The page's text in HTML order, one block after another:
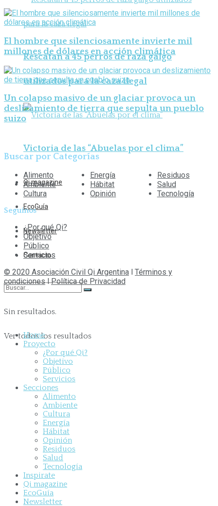
Rescatan a 45 perros de raza galgo
utilizados para la caza ilegal
Victoria de las “Abuelas por el clima”
Qi magazine
EcoGuía
Newsletter
Contacto
Sin resultados.
Ver todos los resultados
El hombre que silenciosamente invierte mil
millones de dólares en acción climática
Un colapso masivo de un glaciar provoca un
deslizamiento de tierra que sepulta un pueblo
suizo
Buscar por Categorías
Alimento
Ambiente
Cultura
Energía
Hábitat
Opinión
Residuos
Salud
Tecnología
Seguinos
¿Por qué Qi?
Objetivo
Público
Servicios
© 2020 Asociación Civil Qi Argentina
Términos y
condicioneslPolítica de Privacidad
Home
Proyecto
¿Por qué Qi?
Objetivo
Público
Servicios
Secciones
Alimento
Ambiente
Cultura
Energía
Hábitat
Opinión
Residuos
Salud
Tecnología
Inspirate
Qi magazine
EcoGuía
Newsletter